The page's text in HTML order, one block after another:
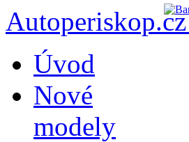
obsahu
webu
Úvod
Nové
modely